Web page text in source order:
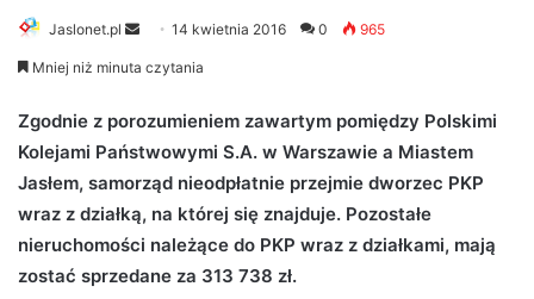
Jaslonet.pl
d
a
m
i
14 kwietnia 2016 0 965
Mniej niż minuta czytania
Zgodnie z porozumieniem zawartym pomiędzy Polskimi
Kolejami Państwowymi S.A. w Warszawie a Miastem
Jasłem, samorząd nieodpłatnie przejmie dworzec PKP
wraz z działką, na której się znajduje. Pozostałe
nieruchomości należące do PKP wraz z działkami, mają
zostać sprzedane za 313 738 zł.